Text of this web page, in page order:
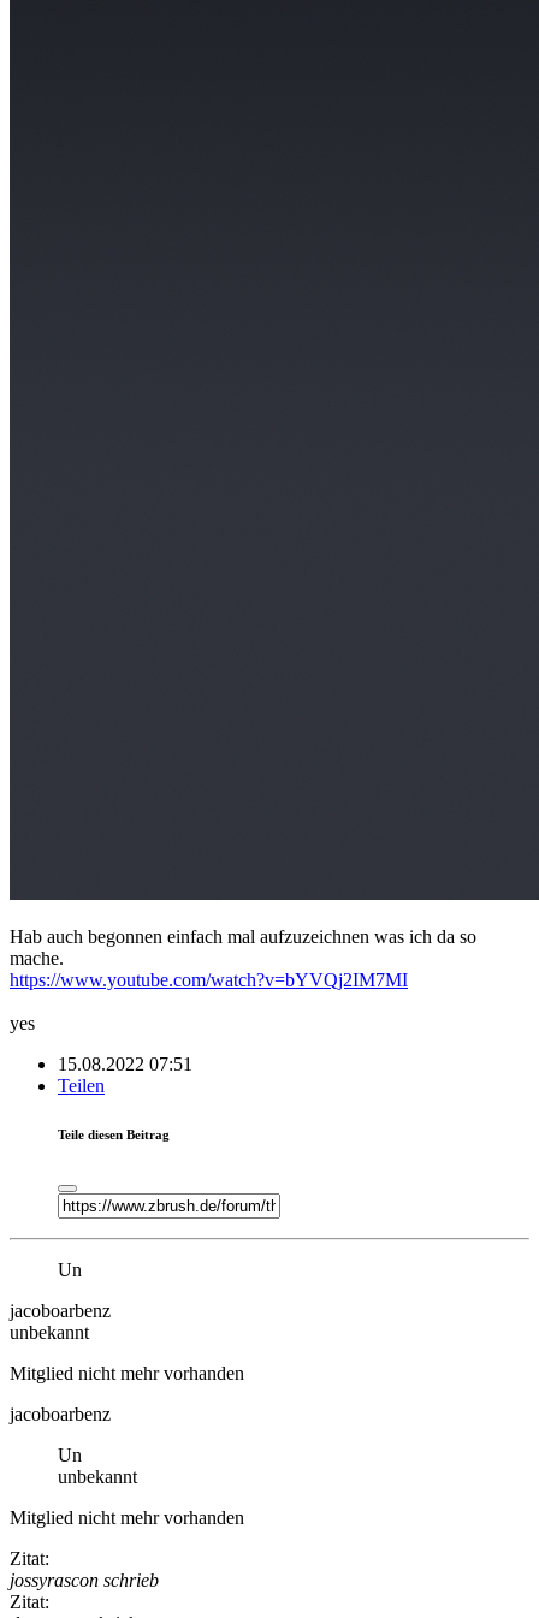
Hab auch begonnen einfach mal aufzuzeichnen was ich da so
mache.
https://www.youtube.com/watch?v=bYVQj2IM7MI
yes
15.08.2022 07:51
Teilen
Teile diesen Beitrag
Un
jacoboarbenz
unbekannt
Mitglied nicht mehr vorhanden
jacoboarbenz
Un
unbekannt
Mitglied nicht mehr vorhanden
Zitat:
jossyrascon schrieb
Zitat: